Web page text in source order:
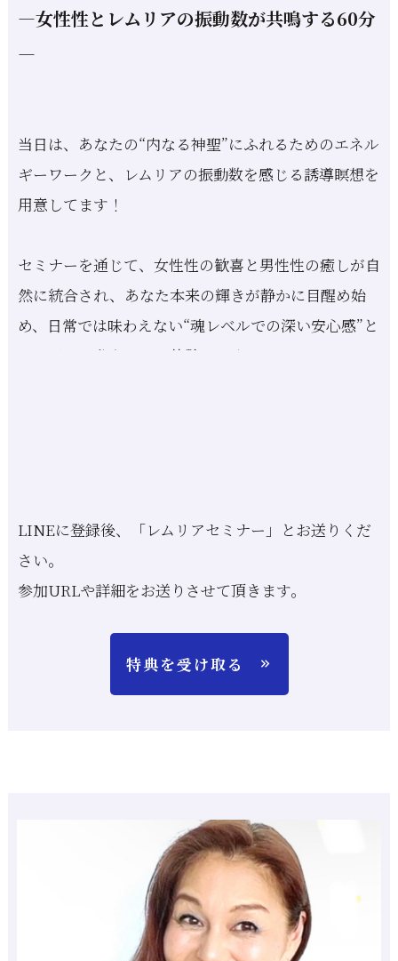
―女性性とレムリアの振動数が共鳴する60分
―
当日は、あなたの“内なる神聖”にふれるためのエネル
ギーワークと、レムリアの振動数を感じる誘導瞑想を
用意してます！
セミナーを通じて、女性性の歓喜と男性性の癒しが自
然に統合され、あなた本来の輝きが静かに目醒め始
め、日常では味わえない“魂レベルでの深い安心感”と
つながる60分を、ぜひ体験してください。
LINEに登録後、「レムリアセミナー」とお送りくだ
さい。
参加URLや詳細をお送りさせて頂きます。
特典を受け取る